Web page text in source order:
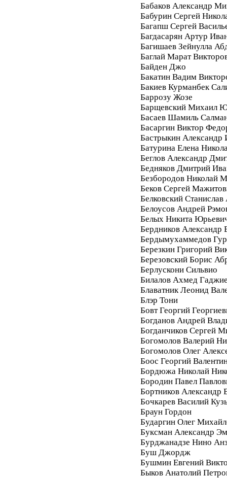
Бабаков Александр
Бабурин Сергей
Багапш Сергей
Багдасарян Артур
Багишаев Зейнулла
Баглай Марат
Байден Джо
Бакатин Вадим
Бакиев Курманбек
Баррозу Жозе
Барщевский Михаил
Басаев Шамиль
Басаргин Виктор
Бастрыкин Александр
Батурина Елена
Беглов Александр
Бедняков Дмитрий
Безбородов Николай
Беков Сергей
Белковский
Белоусов Андрей
Белых Никита
Бердников Александр
Бердымухаммедов
Березкин Григорий
Березовский Борис
Берлускони Сильвио
Билалов Ахмед
Блаватник Леонид
Блэр Тони
Бовт Георгий
Богданов Андрей
Богданчиков Сергей
Богомолов Валерий
Богомолов Олег
Боос Георгий
Бордюжа Николай
Бородин Павел
Бортников Александр
Бочкарев Василий
Браун Гордон
Бударгин Олег
Буксман Александр
Бурджанадзе Нино
Буш Джордж
Бушмин Евгений
Быков Анатолий